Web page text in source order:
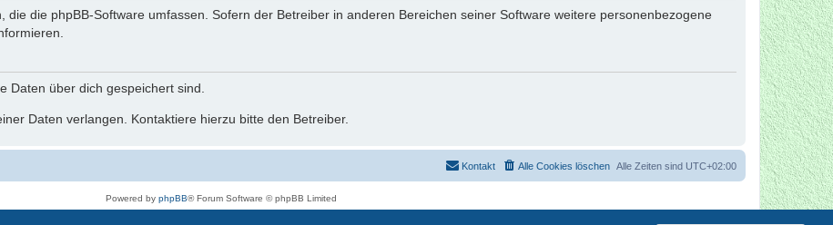
die die phpBB-Software umfassen. Sofern der Betreiber in anderen Bereichen seiner Software weitere personenbezogene
Daten über dich gespeichert sind.
Daten verlangen. Kontaktiere hierzu bitte den Betreiber.
Alle Zeiten sind UTC+02:00
Alle Cookies löschen
Kontakt
Powered by phpBB® Forum Software © phpBB Limited